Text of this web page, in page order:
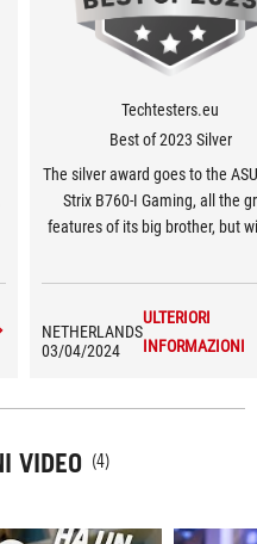
Techtesters.eu
Best of 2023 Silver
The silver award goes to the
Strix B760-I Gaming, all the
features of its big brother, but
NETHERLANDS
03/04/2024
ULTERIORI
INFORMAZIONI
VIDEO (4)